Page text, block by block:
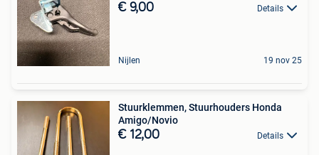
€ 9,00 Details
Nijlen 19 nov 25
Stuurklemmen, Stuurhouders Honda
Amigo/Novio
€ 12,00 Details